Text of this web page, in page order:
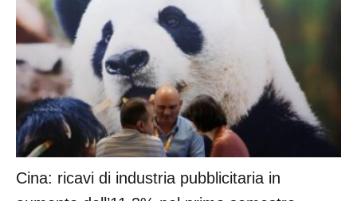
Cina: ricavi di industria pubblicitaria in
aumento dell’11,3% nel primo semestre